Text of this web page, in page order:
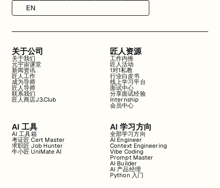
EN
关于公司
关于我们
元宇宙课堂
新闻资讯
匠人工作
成为导师
匠人导师
联系我们
匠人商店J3.Club
匠人资源
工作内推
匠人活动
1对1私教
行业白皮书
线上学习平台
面试中心
分享面试经验
Internship
会员中心
AI 工具
AI 工具箱
考证匠 Cert Master
求职匠 Job Hunter
牛小匠 UniMate AI
AI 学习方向
全部学习方向
AI Engineer
Context Engineering
Vibe Coding
Prompt Master
AI Builder
AI 产品经理
Python 入门